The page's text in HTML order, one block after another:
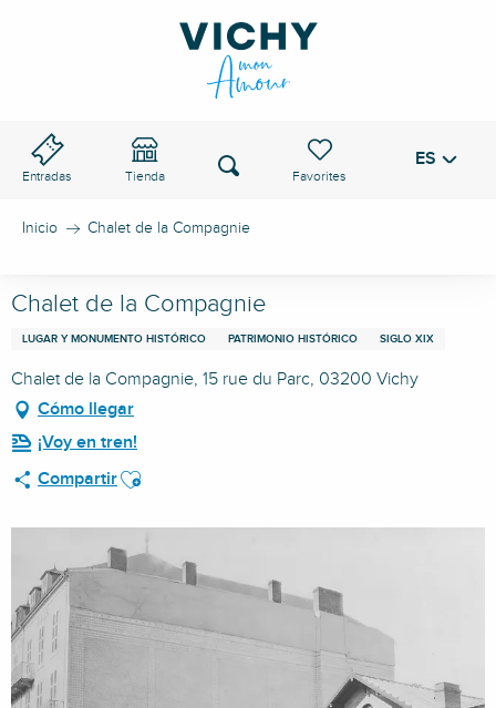
Entradas Tienda
Voir les favoris
Buscar ES
Inicio Chalet de la Compagnie
Chalet de la Compagnie
LUGAR Y MONUMENTO HISTÓRICO PATRIMONIO HISTÓRICO SIGLO XIX
Chalet de la Compagnie, 15 rue du Parc, 03200 Vichy
Cómo llegar
¡Voy en tren!
CompartirAjouter aux favoris